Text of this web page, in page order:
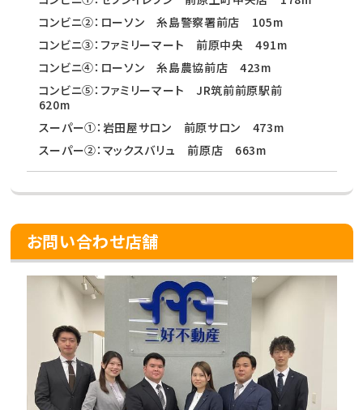
コンビニ②：ローソン 糸島警察署前店 105m
コンビニ③：ファミリーマート 前原中央 491m
コンビニ④：ローソン 糸島農協前店 423m
コンビニ⑤：ファミリーマート JR筑前前原駅前
620m
スーパー①：岩田屋サロン 前原サロン 473m
スーパー②：マックスバリュ 前原店 663m
お問い合わせ店舗